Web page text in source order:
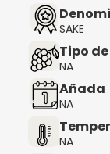
SAKE
Tipo
NA
Añada
NA
NA